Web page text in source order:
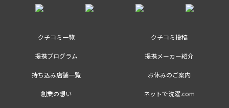
クチコミ一覧 クチコミ投稿
提携プログラム 提携メーカー紹介
持ち込み店舗一覧 お休みのご案内
創業の想い ネットで洗濯.com